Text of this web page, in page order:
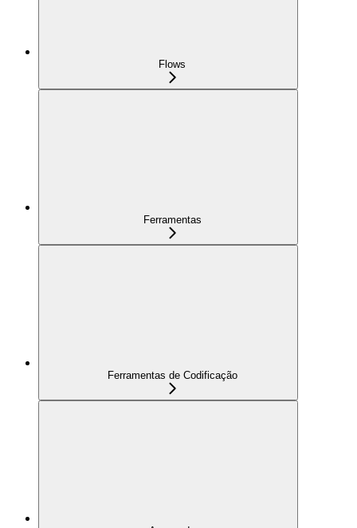
Flows
Ferramentas
Ferramentas de Codificação